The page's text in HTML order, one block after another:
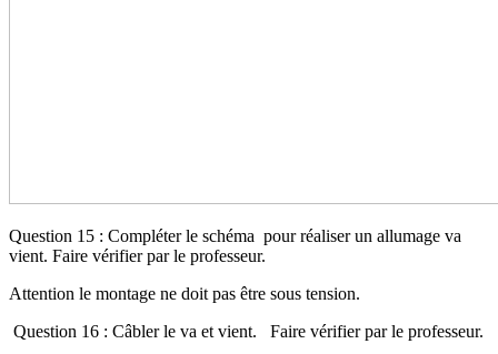
Question 15 : Compléter le schéma pour réaliser un allumage va
vient. Faire vérifier par le professeur.
Attention le montage ne doit pas être sous tension.
Question 16 : Câbler le va et vient. Faire vérifier par le professeur.